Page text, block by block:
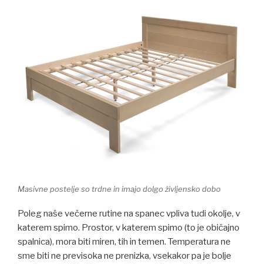
Masivne postelje so trdne in imajo dolgo življensko dobo
Poleg naše večerne rutine na spanec vpliva tudi okolje, v
katerem spimo. Prostor, v katerem spimo (to je običajno
spalnica), mora biti miren, tih in temen. Temperatura ne
sme biti ne previsoka ne prenizka, vsekakor pa je bolje